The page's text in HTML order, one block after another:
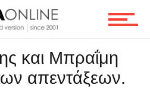
και Μπραΐμη
απεντάξεων.